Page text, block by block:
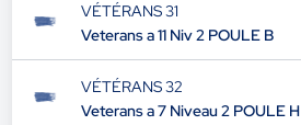
VÉTÉRANS 31
Veterans a 11 Niv 2 POULE B
VÉTÉRANS 32
Veterans a 7 Niveau 2 POULE H